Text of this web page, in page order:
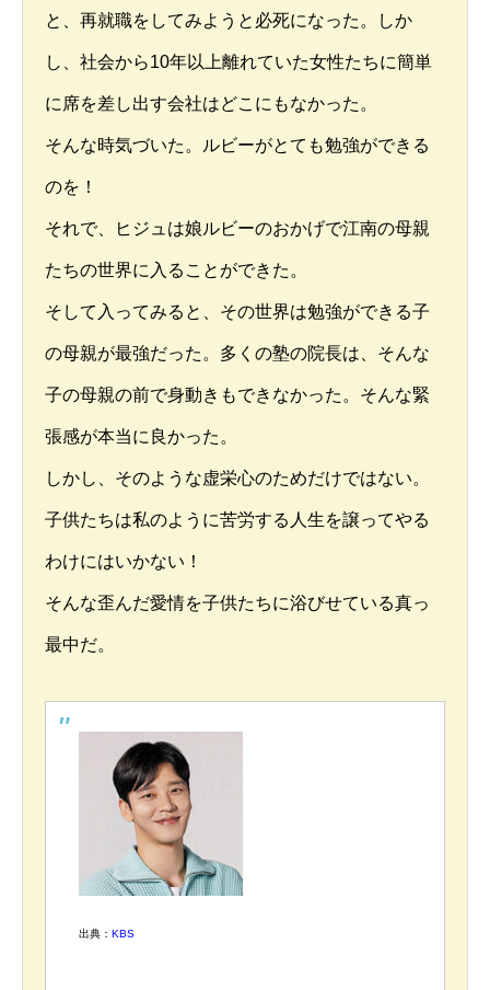
と、再就職をしてみようと必死になった。しか
し、社会から10年以上離れていた女性たちに簡単
に席を差し出す会社はどこにもなかった。
そんな時気づいた。ルビーがとても勉強ができる
のを！
それで、ヒジュは娘ルビーのおかげで江南の母親
たちの世界に入ることができた。
そして入ってみると、その世界は勉強ができる子
の母親が最強だった。多くの塾の院長は、そんな
子の母親の前で身動きもできなかった。そんな緊
張感が本当に良かった。
しかし、そのような虚栄心のためだけではない。
子供たちは私のように苦労する人生を譲ってやる
わけにはいかない！
そんな歪んだ愛情を子供たちに浴びせている真っ
最中だ。
出典： KBS